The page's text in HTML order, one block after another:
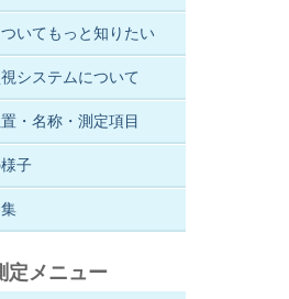
いてもっと知りたい
システムについて
・名称・測定項目
子
定メニュー